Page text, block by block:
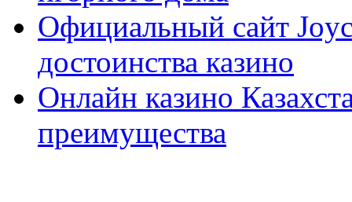
Официальный сайт
достоинства казино
Онлайн казино
преимущества